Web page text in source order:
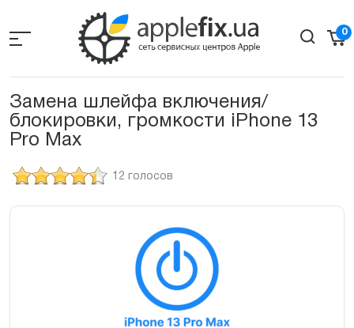
the
0
Замена шлейфа включения/
блокировки, громкости iPhone 13
Pro Max
12 голосов